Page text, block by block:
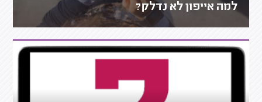
למה אייפון לא נדלק?